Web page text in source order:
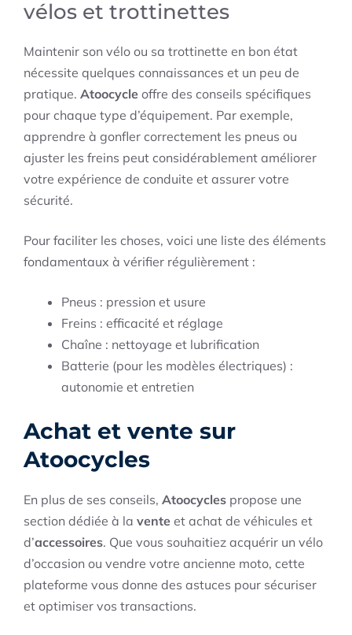
vélos et trottinettes
Maintenir son vélo ou sa trottinette en bon état
nécessite quelques connaissances et un peu de
pratique. Atoocycle offre des conseils spécifiques
pour chaque type d’équipement. Par exemple,
apprendre à gonfler correctement les pneus ou
ajuster les freins peut considérablement améliorer
votre expérience de conduite et assurer votre
sécurité.
Pour faciliter les choses, voici une liste des éléments
fondamentaux à vérifier régulièrement :
Pneus : pression et usure
Freins : efficacité et réglage
Chaîne : nettoyage et lubrification
Batterie (pour les modèles électriques) :
autonomie et entretien
Achat et vente sur
Atoocycles
En plus de ses conseils, Atoocycles propose une
section dédiée à la vente et achat de véhicules et
d’accessoires. Que vous souhaitiez acquérir un vélo
d’occasion ou vendre votre ancienne moto, cette
plateforme vous donne des astuces pour sécuriser
et optimiser vos transactions.